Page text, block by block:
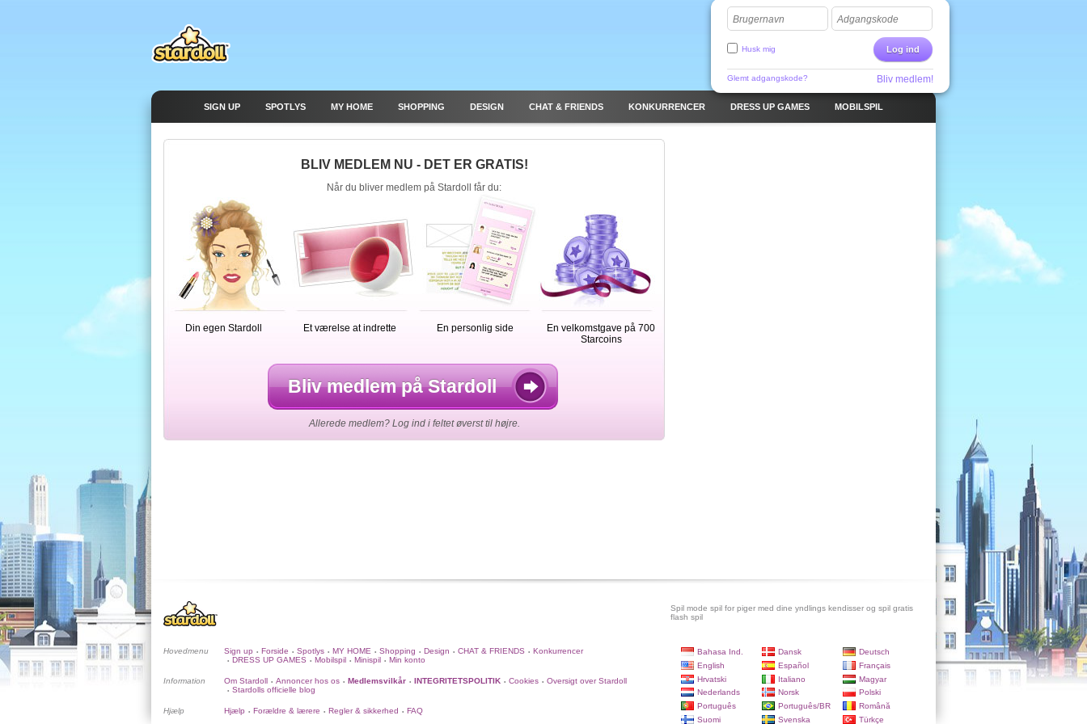
Brugernavn Adgangskode
Log ind
Husk mig
Glemt adgangskode? Bliv medlem!
SIGN UP SPOTLYS MY HOME SHOPPING DESIGN CHAT & FRIENDS KONKURRENCER DRESS UP GAMES MOBILSPIL
BLIV MEDLEM NU - DET ER GRATIS!
Når du bliver medlem på Stardoll får du:
Din egen Stardoll Et værelse at indrette En personlig side
En velkomstgave på 700
Starcoins
Bliv medlem på Stardoll
Allerede medlem? Log ind i feltet øverst til højre.
Spil mode spil for piger med dine yndlings kendisser og spil gratis
flash spil
Hovedmenu Sign up • Forside • Spotlys • MY HOME • Shopping • Design • CHAT & FRIENDS • Konkurrencer
• DRESS UP GAMES • Mobilspil • Minispil • Min konto
Information Om Stardoll • Annoncer hos os • Medlemsvilkår • INTEGRITETSPOLITIK • Cookies • Oversigt over Stardoll
• Stardolls officielle blog
Hjælp Hjælp • Forældre & lærere • Regler & sikkerhed • FAQ
Bahasa Ind. Dansk
Deutsch
English
Español
Français
Hrvatski
Italiano
Magyar
Nederlands
Norsk
Polski
Português
Português/BR
Română
Suomi
Svenska Türkçe